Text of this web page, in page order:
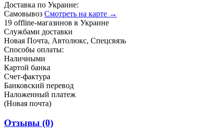
Доставка по Украине:
Самовывоз Смотреть на карте →
19 offline-магазинов в Украине
Службами доставки
Новая Почта, Автолюкс, Спецсвязь
Способы оплаты:
Наличными
Картой банка
Счет-фактура
Банковский перевод
Наложенный платеж
(Новая почта)
Отзывы (0)